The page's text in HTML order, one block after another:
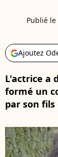
Publié le
Ajoutez
L'actrice a
formé un
par son